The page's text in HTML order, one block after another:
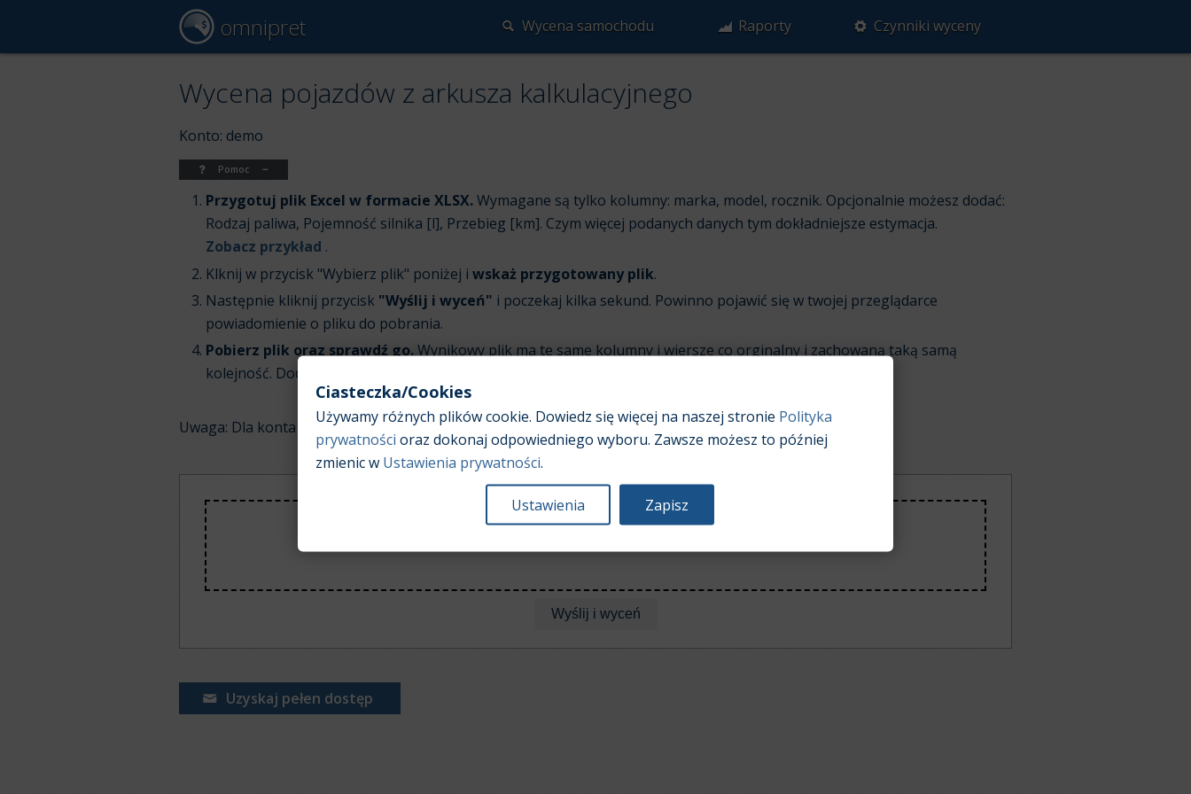
omnipret Wycena samochodu Raporty Czynniki wyceny
Wycena pojazdów z arkusza kalkulacyjnego
Konto: demo
Pomoc
Przygotuj plik Excel w formacie XLSX.Wymagane są tylko kolumny: marka, model, rocznik. Opcjonalnie możesz dodać:
Rodzaj paliwa, Pojemność silnika [l], Przebieg [km]. Czym więcej podanych danych tym dokładniejsze estymacja.
Zobacz przykład .
Klknij w przycisk "Wybierz plik" poniżej i wskaż przygotowany plik.
Następnie kliknij przycisk "Wyślij i wyceń" i poczekaj kilka sekund. Powinno pojawić się w twojej przeglądarce
powiadomienie o pliku do pobrania.
Pobierz plik oraz sprawdź go.Wynikowy plik ma te same kolumny i wiersze co orginalny i zachowaną taką samą
kolejność. Dodana została tylko jedna dodatkowa kolumna "Szacunkowa wartość [PLN]".
Uwaga: Dla konta demoliczba wyników jestograniczona do 5 pojazdówna pojedynczy plik Excel.
Uzyskaj pełen dostęp
Ciasteczka/Cookies
Używamy różnych plików cookie. Dowiedz się więcej na naszej stronie Polityka
prywatności oraz dokonaj odpowiedniego wyboru. Zawsze możesz to później
zmienic w Ustawienia prywatności.
Ustawienia Zapisz